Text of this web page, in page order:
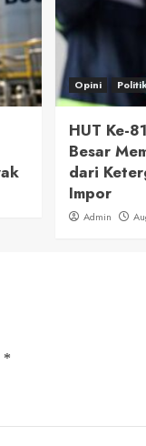
Opini
HUT Ke-
Besar
dari
Impor
Admin
*